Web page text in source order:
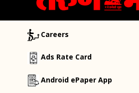
Careers
Ads Rate Card
Android ePaper App